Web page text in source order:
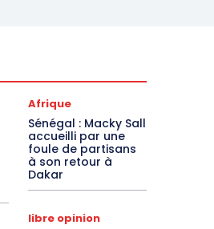
Afrique
Sénégal : Macky Sall
accueilli par une
foule de partisans
à son retour à
Dakar
libre opinion